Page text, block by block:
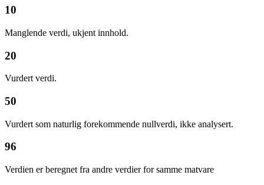
10
Manglende verdi, ukjent innhold.
20
Vurdert verdi.
50
Vurdert som naturlig forekommende nullverdi, ikke analysert.
96
Verdien er beregnet fra andre verdier for samme matvare